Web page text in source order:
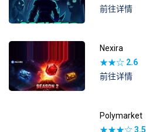
前往详情
Nexira
★★☆ 2.6
前往详情
Polymarket
★★★☆3.5